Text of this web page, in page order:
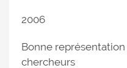
2006
Bonne
chercheurs